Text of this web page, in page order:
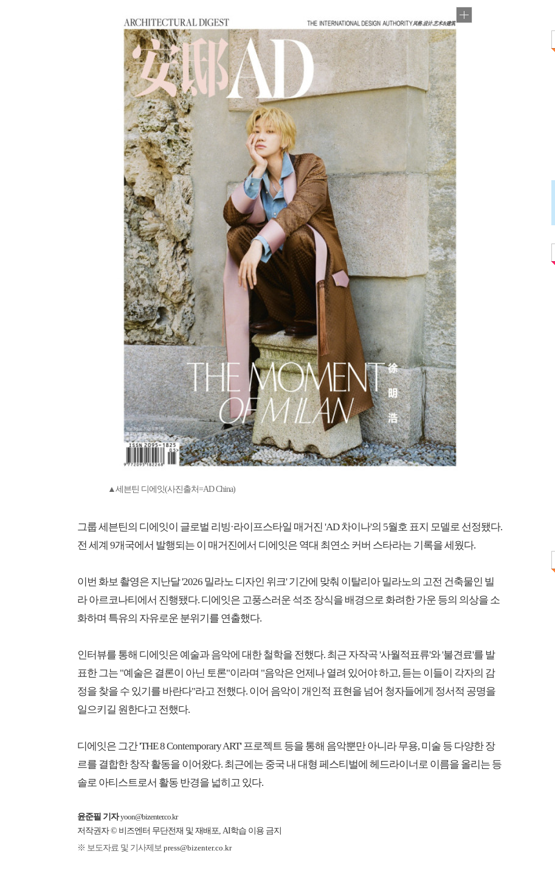
▲세븐틴 디에잇(사진출처=AD China)
그룹 세븐틴의 디에잇이 글로벌 리빙·라이프스타일 매거진 'AD 차이나'의 5월호 표지 모델로 선정됐다.
전 세계 9개국에서 발행되는 이 매거진에서 디에잇은 역대 최연소 커버 스타라는 기록을 세웠다.
이번 화보 촬영은 지난달 '2026 밀라노 디자인 위크' 기간에 맞춰 이탈리아 밀라노의 고전 건축물인 빌
라 아르코나티에서 진행됐다. 디에잇은 고풍스러운 석조 장식을 배경으로 화려한 가운 등의 의상을 소
화하며 특유의 자유로운 분위기를 연출했다.
인터뷰를 통해 디에잇은 예술과 음악에 대한 철학을 전했다. 최근 자작곡 '사월적표류'와 '불견료'를 발
표한 그는 "예술은 결론이 아닌 토론"이라며 "음악은 언제나 열려 있어야 하고, 듣는 이들이 각자의 감
정을 찾을 수 있기를 바란다"라고 전했다. 이어 음악이 개인적 표현을 넘어 청자들에게 정서적 공명을
일으키길 원한다고 전했다.
디에잇은 그간 'THE 8 Contemporary ART' 프로젝트 등을 통해 음악뿐만 아니라 무용, 미술 등 다양한 장
르를 결합한 창작 활동을 이어왔다. 최근에는 중국 내 대형 페스티벌에 헤드라이너로 이름을 올리는 등
솔로 아티스트로서 활동 반경을 넓히고 있다.
윤준필 기자 yoon@bizenter.co.kr
저작권자 © 비즈엔터 무단전재 및 재배포, AI학습 이용 금지
※ 보도자료 및 기사제보 press@bizenter.co.kr